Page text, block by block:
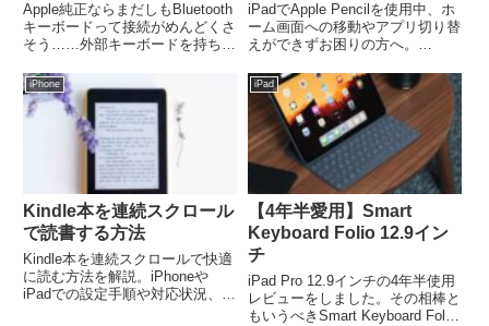
Apple純正ならまだしもBluetooth
キーボードって接続がめんどくさ
そう……外部キーボードを持ち歩
にお答えします！iCleverの折り
たたみキーボードIC-BK06SEを
3,000円ちょっとで購入して使
iPadでApple Pencilを使用中、ホ
ーム画面への移動やアプリ切り替
えができずお困りの方へ。
法を詳しく解説。指紋がつかない
快適な操作方法を実現できます。
画面の見やすさも考慮した設定の
コツもご紹介。
iPhone
Kindle本を連続スクロール
で読書する方法
Kindle本を連続スクロールで快適
に読む方法を解説。iPhoneや
iPadでの設定手順や対応状況、メ
iPad
【4年半愛用】Smart
Keyboard Folio 12.9イン
チ
iPad Pro 12.9インチの4年半使用
レビューをしました。その相棒と
もいうべきSmart Keyboard Folio